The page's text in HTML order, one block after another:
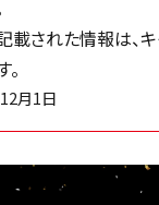
載された情報は、
月1日